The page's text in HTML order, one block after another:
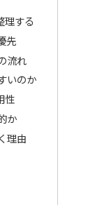
理する
先
流れ
いのか
性
か
理由